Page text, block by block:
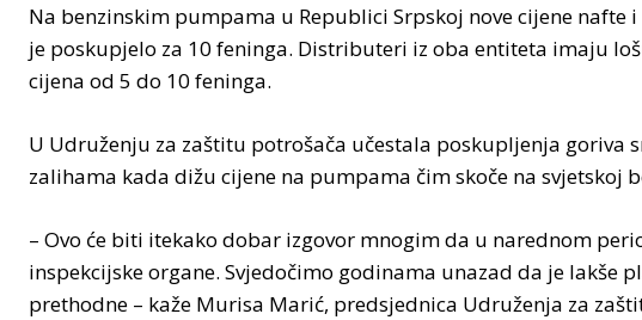
Na benzinskim pumpama u Republici Srpskoj nove cijene
je poskupjelo za 10 feninga. Distributeri iz oba entiteta imaju
cijena od 5 do 10 feninga.
U Udruženju za zaštitu potrošača učestala poskupljenja goriva
zalihama kada dižu cijene na pumpama čim skoče na svjetskoj
– Ovo će biti itekako dobar izgovor mnogim da u narednom
inspekcijske organe. Svjedočimo godinama unazad da je lakše
prethodne – kaže Murisa Marić, predsjednica Udruženja za